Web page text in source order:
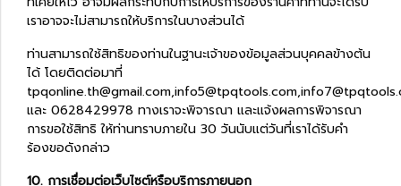
เราอาจจะไม่สามารถให้บริการในบางส่วนได้
ท่านสามารถใช้สิทธิของท่านในฐานะเจ้าของข้อมูลส่วนบุคคลข้างต้น
ได้ โดยติดต่อมาที่
และ 0628429978 ทางเราจะพิจารณา และแจ้งผลการพิจารณา
การขอใช้สิทธิ ให้ท่านทราบภายใน 30 วันนับแต่วันที่เราได้รับคำ
ร้องขอดังกล่าว
10. การเชื่อมต่อเว็บไซต์หรือบริการภายนอก